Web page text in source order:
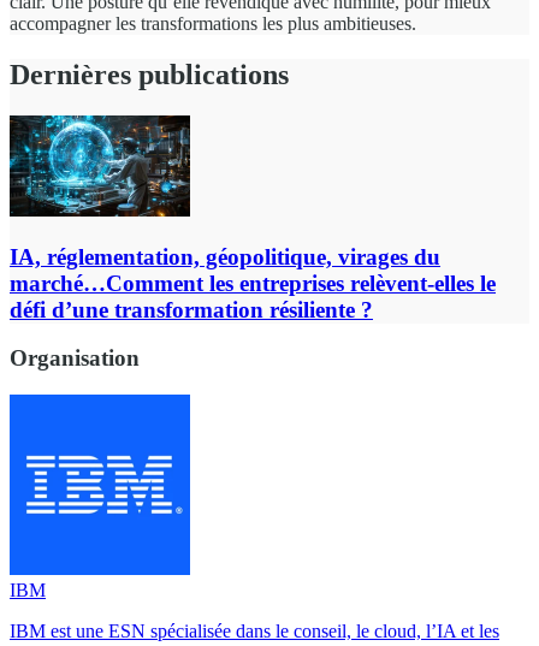
accompagner les transformations les plus ambitieuses.
Dernières publications
IA, réglementation, géopolitique, virages du
marché…Comment les entreprises relèvent-elles le
défi d’une transformation résiliente ?
Organisation
IBM
IBM est une ESN spécialisée dans le conseil, le cloud, l’IA et les